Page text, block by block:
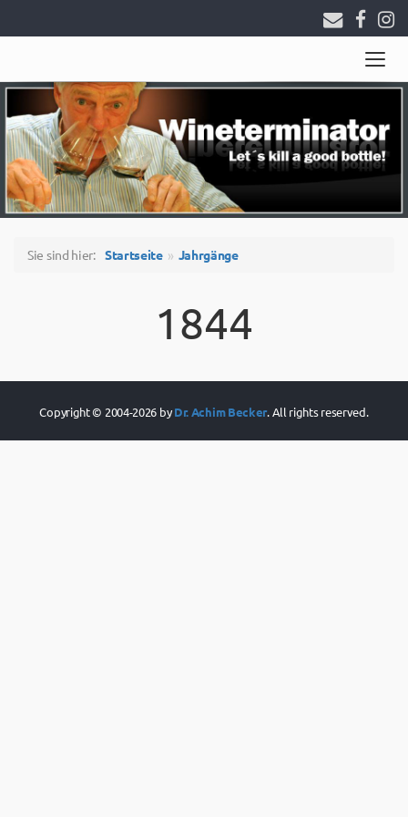
Sie sind hier: Startseite Jahrgänge
1844
Copyright © 2004-2026 byDr. Achim Becker. All rights reserved.